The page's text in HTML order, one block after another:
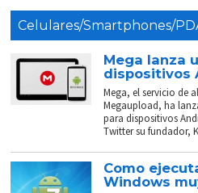
Celulares/Smartphones/
Mega lanza
dispositivos
Mega, el servicio de
Megaupload, ha
para dispositivos
Twitter su fundador,
Como
Windows